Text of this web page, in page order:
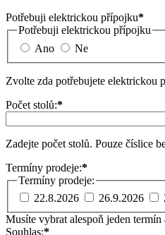
Potřebuji elektrickou přípojku*
Potřebuji elektrickou přípojku
Ano
Ne
Zvolte zda potřebujete elektrickou
Počet stolů:*
Zadejte počet stolů. Pouze číslice
Termíny prodeje:*
Termíny prodeje:
22.8.2026
26.9.2026
Musíte vybrat alespoň jeden termín
Souhlas:*